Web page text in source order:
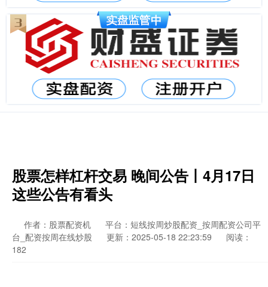
股票怎样杠杆交易 晚间公告丨4月17日
这些公告有看头
作者：股票配资机
平台：短线按周炒股配资_按周配资公司平
台_配资按周在线炒股
更新：2025-05-18 22:23:59
阅读：
182